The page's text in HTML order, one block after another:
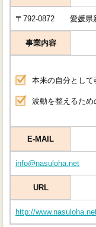
〒792-0872 愛媛県
事業内容
本来の自分とし
波動を整えるた
E-MAIL
info@nasuloha.net
URL
http://